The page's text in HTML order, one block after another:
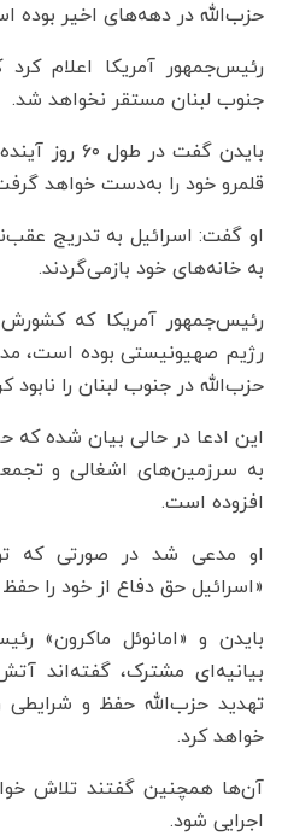
حزب‌الله در دهه‌های اخیر بوده
رئیس‌جمهور آمریکا اعلام
جنوب لبنان مستقر نخواهد شد.
بایدن گفت در
قلمرو خود را به‌دست خواهد
او گفت: اسرائیل به تدریج
به خانه‌های خود بازمی‌گردند.
رئیس‌جمهور آمریکا که
رژیم صهیونیستی بوده است،
حزب‌الله در جنوب لبنان را
این ادعا در حالی بیان شده که
به سرزمین‌های اشغالی و
افزوده است.
او مدعی شد در صورتی که
«اسرائیل حق دفاع از خود را
بایدن و «امانوئل ماکرون»
بیانیه‌ای مشترک، گفته‌اند
تهدید حزب‌الله حفظ و شرایطی
خواهد کرد.
آن‌ها همچنین گفتند تلاش
اجرایی شود.